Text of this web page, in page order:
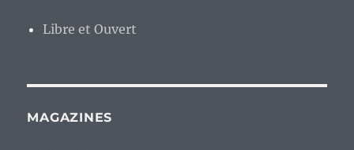
Libre et Ouvert
MAGAZINES